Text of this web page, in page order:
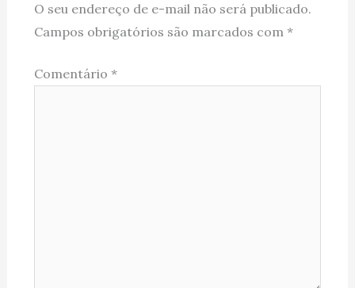
O seu endereço de e-mail não será publicado.
Campos obrigatórios são marcados com *
Comentário *